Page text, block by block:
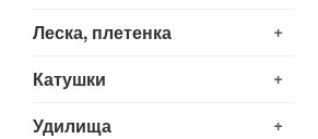
+
Леска, плетенка
+
Катушки
+
Удилища